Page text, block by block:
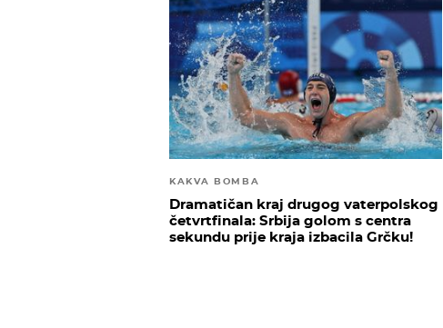
KAKVA BOMBA
Dramatičan kraj drugog vaterpolskog
četvrtfinala: Srbija golom s centra
sekundu prije kraja izbacila Grčku!